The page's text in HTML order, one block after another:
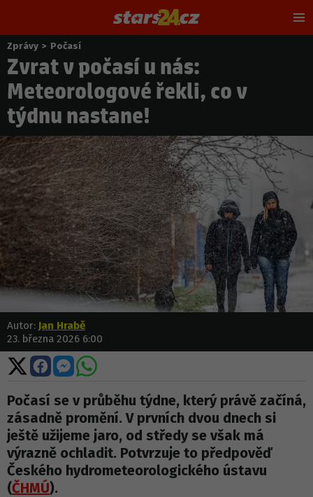
Nacházíte
se
zde:
Zprávy > Počasí
Zvrat v počasí u nás:
Meteorologové řekli, co v
týdnu nastane!
Autor: Jan Hrabě
23. března 2026 6:00
Sdílet
na
X
Sdílet
na
Facebooku
Sdílet
na
Messengeru
Sdílet
WhatsApp
Počasí se v průběhu týdne, který právě začíná,
zásadně promění. V prvních dvou dnech si
ještě užijeme jaro, od středy se však má
výrazně ochladit. Potvrzuje to předpověď
Českého hydrometeorologického ústavu
(ČHMÚ).